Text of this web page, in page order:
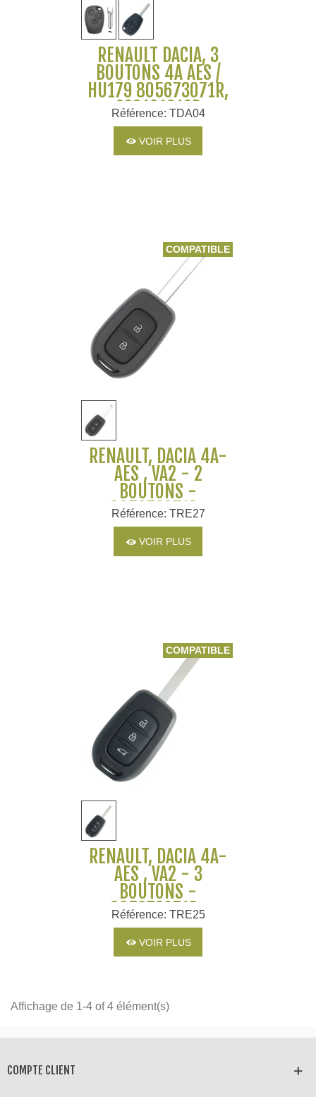
RENAULT DACIA, 3
BOUTONS 4A AES /
HU179 805673071R,
998101619R
Référence: TDA04
VOIR PLUS
COMPATIBLE
RENAULT, DACIA 4A-
AES , VA2 - 2
BOUTONS -
805673071R-
998101619R
Référence: TRE27
VOIR PLUS
COMPATIBLE
RENAULT, DACIA 4A-
AES , VA2 - 3
BOUTONS -
805673071R-
998101619R
Référence: TRE25
VOIR PLUS
Affichage de 1-4 of 4 élément(s)
COMPTE CLIENT